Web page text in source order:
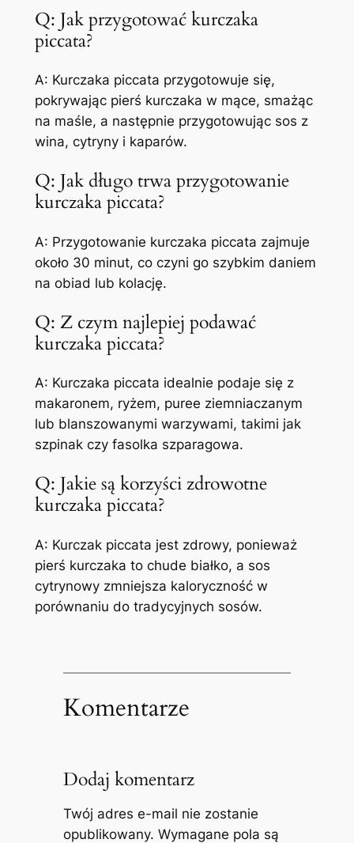
Q: Jak przygotować kurczaka
piccata?
A: Kurczaka piccata przygotowuje się,
pokrywając pierś kurczaka w mące, smażąc
na maśle, a następnie przygotowując sos z
wina, cytryny i kaparów.
Q: Jak długo trwa przygotowanie
kurczaka piccata?
A: Przygotowanie kurczaka piccata zajmuje
około 30 minut, co czyni go szybkim daniem
na obiad lub kolację.
Q: Z czym najlepiej podawać
kurczaka piccata?
A: Kurczaka piccata idealnie podaje się z
makaronem, ryżem, puree ziemniaczanym
lub blanszowanymi warzywami, takimi jak
szpinak czy fasolka szparagowa.
Q: Jakie są korzyści zdrowotne
kurczaka piccata?
A: Kurczak piccata jest zdrowy, ponieważ
pierś kurczaka to chude białko, a sos
cytrynowy zmniejsza kaloryczność w
porównaniu do tradycyjnych sosów.
Komentarze
Dodaj komentarz
Twój adres e-mail nie zostanie
opublikowany. Wymagane pola są